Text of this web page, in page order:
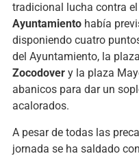
tradicional lucha contra el
Ayuntamientohabía
disponiendo cuatro
del Ayuntamiento, la
Zocodovery la plaza
abanicos para dar un
acalorados.
A pesar de todas las
jornada se ha saldado